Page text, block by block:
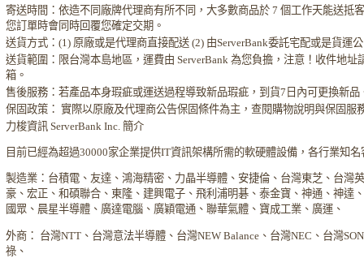
寄送時間：依造不同廠牌代理商有所不同，大多數商品於 7 個工作天能送抵
您訂單時會同時回覆您確定交期。
送貨方式：(1) 原廠或是代理商直接配送 (2) 由ServerBank委託宅配或是貨運
送貨範圍：限台灣本島地區，運費由 ServerBank 為您負擔，注意！收件地址
箱。
售後服務：若產品本身瑕疵或運送過程導致新品瑕疵，到貨7日內可更換新品
保固政策： 實際以原廠及代理商公告保固條件為主，查閱購物說明與保固服
力梭資訊 ServerBank Inc. 簡介
目前已經為超過30000家企業提供IT資訊架構所需的軟硬體設備，各行業知名
製造業：台積電、友達、鴻海精密、力晶半導體、安捷倫、台灣東芝、台灣
豪、宏正、和碩聯合、東隆、建興電子、飛利浦明碁、泰金寶、神通、神達
國眾、晨星半導體、廣達電腦、廣穎電通、聯華氣體、寶成工業、廣運、
外商： 台灣NTT、台灣意法半導體、台灣NEW Balance、台灣NEC、台灣
祿、